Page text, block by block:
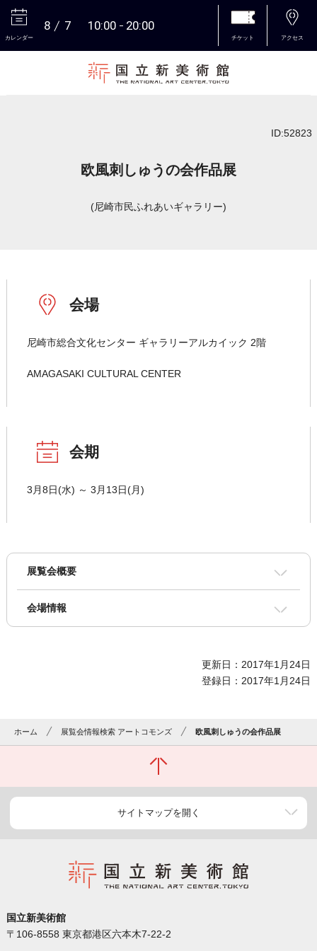
カレンダー
8 7 10:00 20:00
チケット アクセス
ID:52823
欧風刺しゅうの会作品展
(尼崎市民ふれあいギャラリー)
会場
尼崎市総合文化センター ギャラリーアルカイック 2階
AMAGASAKI CULTURAL CENTER
会期
3月8日(水) ～ 3月13日(月)
展覧会概要
会場情報
更新日：2017年1月24日
登録日：2017年1月24日
ホーム 展覧会情報検索 アートコモンズ 欧風刺しゅうの会作品展
サイトマップを開く
国立新美術館
〒106-8558 東京都港区六本木7-22-2